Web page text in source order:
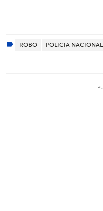
ROBO POLICIA NACIONAL